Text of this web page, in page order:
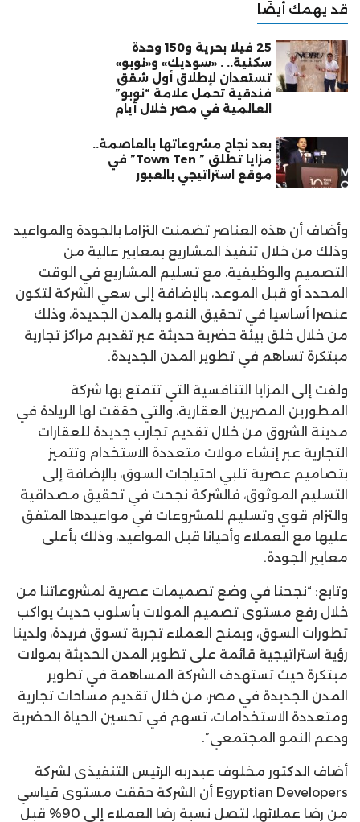
قد يهمك أيضًا
25 فيلا بحرية و150 وحدة
سكنية.. . «سوديك» و«نوبو»
تستعدان لإطلاق أول شقق
فندقية تحمل علامة “نوبو”
العالمية في مصر خلال أيام
بعد نجاح مشروعاتها بالعاصمة..
مزايا تطلق ” Town Ten” في
موقع استراتيجي بالعبور
وأضاف أن هذه العناصر تضمنت التزاما بالجودة والمواعيد
وذلك من خلال تنفيذ المشاريع بمعايير عالية من
التصميم والوظيفية، مع تسليم المشاريع في الوقت
المحدد أو قبل الموعد، بالإضافة إلى سعي الشركة لتكون
عنصرا أساسيا في تحقيق النمو بالمدن الجديدة، وذلك
من خلال خلق بيئة حضرية حديثة عبر تقديم مراكز تجارية
مبتكرة تساهم في تطوير المدن الجديدة.
ولفت إلى المزايا التنافسية التي تتمتع بها شركة
المطورين المصريين العقارية، والتي حققت لها الريادة في
مدينة الشروق من خلال تقديم تجارب جديدة للعقارات
التجارية عبر إنشاء مولات متعددة الاستخدام وتتميز
بتصاميم عصرية تلبي احتياجات السوق، بالإضافة إلى
التسليم الموثوق، فالشركة نجحت في تحقيق مصداقية
والتزام قوي وتسليم للمشروعات في مواعيدها المتفق
عليها مع العملاء وأحيانا قبل المواعيد، وذلك بأعلى
معايير الجودة.
وتابع: “نجحنا في وضع تصميمات عصرية لمشروعاتنا من
خلال رفع مستوى تصميم المولات بأسلوب حديث يواكب
تطورات السوق، ويمنح العملاء تجربة تسوق فريدة، ولدينا
رؤية استراتيجية قائمة على تطوير المدن الحديثة بمولات
مبتكرة حيث تستهدف الشركة المساهمة في تطوير
المدن الجديدة في مصر، من خلال تقديم مساحات تجارية
ومتعددة الاستخدامات، تسهم في تحسين الحياة الحضرية
ودعم النمو المجتمعي”.
أضاف الدكتور مخلوف عبدربه الرئيس التنفيذى لشركة
Egyptian Developers أن الشركة حققت مستوى قياسي
من رضا عملائها، لتصل نسبة رضا العملاء إلى 90% قبل